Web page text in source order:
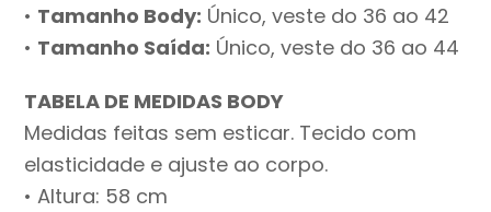
• Tamanho Body: Único, veste do 36 ao 42
• Tamanho Saída: Único, veste do 36 ao 44
TABELA DE MEDIDAS BODY
Medidas feitas sem esticar. Tecido com
elasticidade e ajuste ao corpo.
• Altura: 58 cm